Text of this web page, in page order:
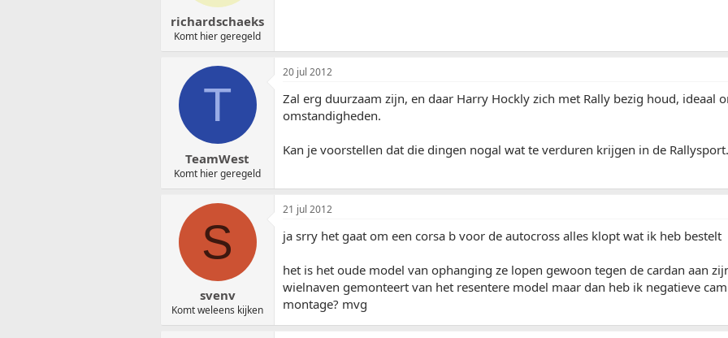
richardschaeks
Komt hier geregeld
T
TeamWest
Komt hier geregeld
20 jul 2012
Zal erg duurzaam zijn, en daar Harry Hockly zich met Rally bezig houd, ideaal
omstandigheden.
Kan je voorstellen dat die dingen nogal wat te verduren krijgen in de Rallysport.
S
svenv
Komt weleens kijken
21 jul 2012
ja srry het gaat om een corsa b voor de autocross alles klopt wat ik heb bestelt
het is het oude model van ophanging ze lopen gewoon tegen de cardan aan
wielnaven gemonteert van het resentere model maar dan heb ik negatieve
montage? mvg